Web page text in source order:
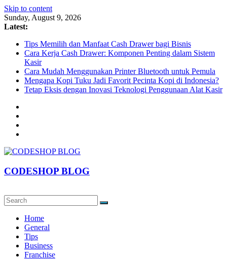
Skip to content
Sunday, August 9, 2026
Latest:
Tips Memilih dan Manfaat Cash Drawer bagi Bisnis
Cara Kerja Cash Drawer: Komponen Penting dalam Sistem
Kasir
Cara Mudah Menggunakan Printer Bluetooth untuk Pemula
Mengapa Kopi Tuku Jadi Favorit Pecinta Kopi di Indonesia?
Tetap Eksis dengan Inovasi Teknologi Penggunaan Alat Kasir
CODESHOP BLOG
Home
General
Tips
Business
Franchise